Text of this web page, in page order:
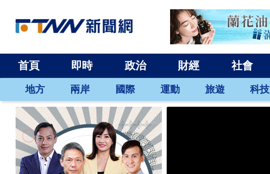
首頁 即時 政治 財經 社會
地方 兩岸 國際 運動 旅遊 科技